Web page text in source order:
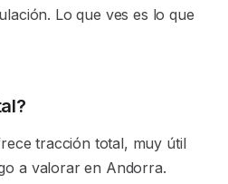
Lo que ves es lo que
tracción total, muy útil
a valorar en Andorra.